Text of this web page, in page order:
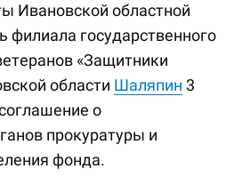
Ивановской областной
филиала государственного
«Защитники
области Шаляпин 3
о
прокуратуры и
фонда.